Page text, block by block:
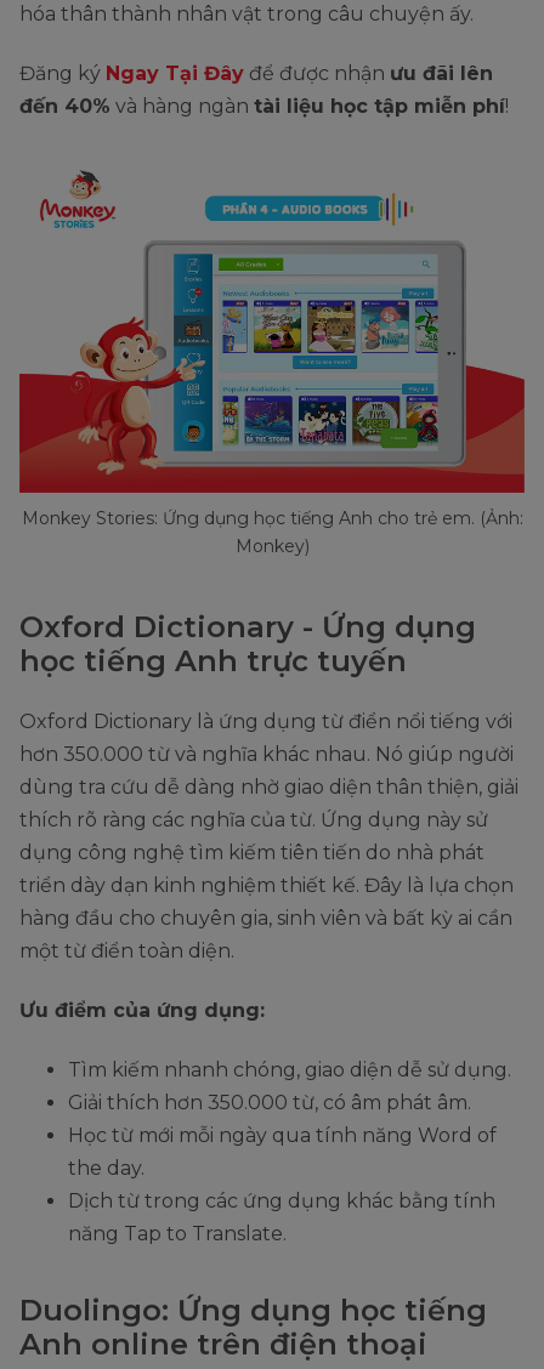
hóa thân thành nhân vật trong câu chuyện ấy.
Đăng ký Ngay Tại Đây để được nhận ưu đãi lên
đến 40% và hàng ngàn tài liệu học tập miễn phí!
Monkey Stories: Ứng dụng học tiếng Anh cho trẻ em. (Ảnh:
Monkey)
Oxford Dictionary - Ứng dụng
học tiếng Anh trực tuyến
Oxford Dictionary là ứng dụng từ điển nổi tiếng với
hơn 350.000 từ và nghĩa khác nhau. Nó giúp người
dùng tra cứu dễ dàng nhờ giao diện thân thiện, giải
thích rõ ràng các nghĩa của từ. Ứng dụng này sử
dụng công nghệ tìm kiếm tiên tiến do nhà phát
triển dày dạn kinh nghiệm thiết kế. Đây là lựa chọn
hàng đầu cho chuyên gia, sinh viên và bất kỳ ai cần
một từ điển toàn diện.
Ưu điểm của ứng dụng:
Tìm kiếm nhanh chóng, giao diện dễ sử dụng.
Giải thích hơn 350.000 từ, có âm phát âm.
Học từ mới mỗi ngày qua tính năng Word of
the day.
Dịch từ trong các ứng dụng khác bằng tính
năng Tap to Translate.
Duolingo: Ứng dụng học tiếng
Anh online trên điện thoại